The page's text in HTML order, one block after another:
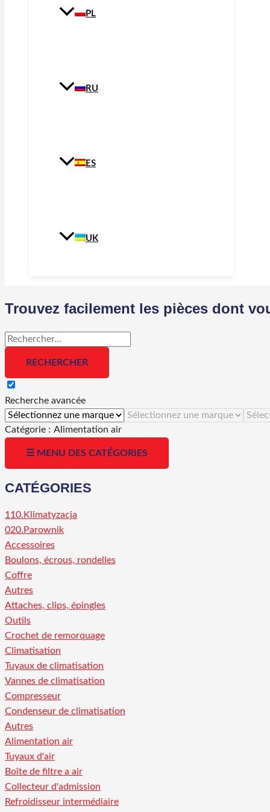
PL
RU
ES
UK
Trouvez facilement les pièces dont
Recherche avancée
Catégorie : Alimentation air
☰ MENU DES CATÉGORIES
CATÉGORIES
110.Klimatyzacja
020.Parownik
Accessoires
Boulons, écrous, rondelles
Coffre
Autres
Attaches, clips, épingles
Outils
Crochet de remorquage
Climatisation
Tuyaux de climatisation
Vannes de climatisation
Compresseur
Condenseur de climatisation
Autres
Alimentation air
Tuyaux d'air
Boîte de filtre a air
Collecteur d'admission
Refroidisseur intermédiaire